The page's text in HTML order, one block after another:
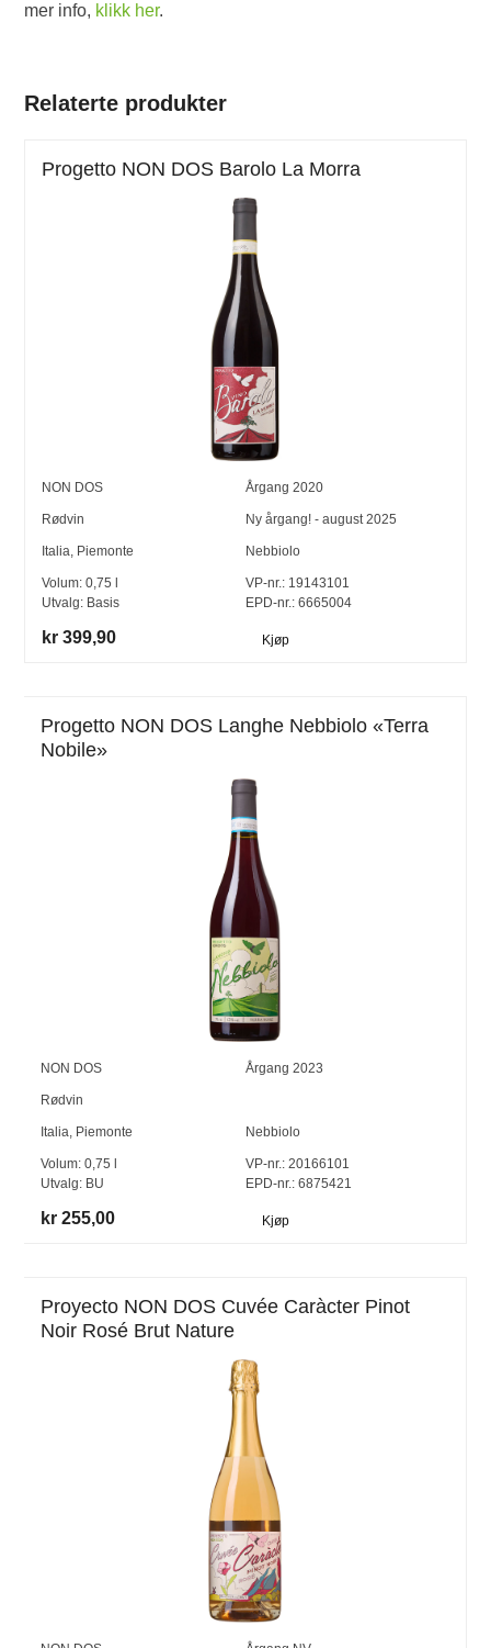
mer info, klikk her.
Relaterte produkter
Progetto NON DOS Barolo La Morra
NON DOS Årgang 2020
Rødvin Ny årgang! - august 2025
Italia, Piemonte Nebbiolo
Volum:0,75
Utvalg: Basis
VP-nr.: 19143101
EPD-nr.: 6665004
kr 399,90 Kjøp
Progetto NON DOS Langhe Nebbiolo «Terra
Nobile»
NON DOS Årgang 2023
Rødvin
Italia, Piemonte Nebbiolo
Volum:0,75
Utvalg: BU
VP-nr.:20166101
EPD-nr.: 6875421
kr 255,00 Kjøp
Proyecto NON DOS Cuvée Caràcter Pinot
Noir Rosé Brut Nature